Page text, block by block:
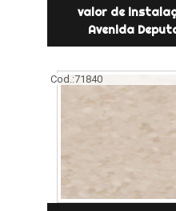
valor de
Avenida
Cod.:71840